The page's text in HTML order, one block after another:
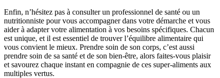
Enfin, n’hésitez pas à consulter un professionnel de santé ou un
nutritionniste pour vous accompagner dans votre démarche et vous
aider à adapter votre alimentation à vos besoins spécifiques. Chacun
est unique, et il est essentiel de trouver l’équilibre alimentaire qui
vous convient le mieux. Prendre soin de son corps, c’est aussi
prendre soin de sa santé et de son bien-être, alors faites-vous plaisir
et savourez chaque instant en compagnie de ces super-aliments aux
multiples vertus.